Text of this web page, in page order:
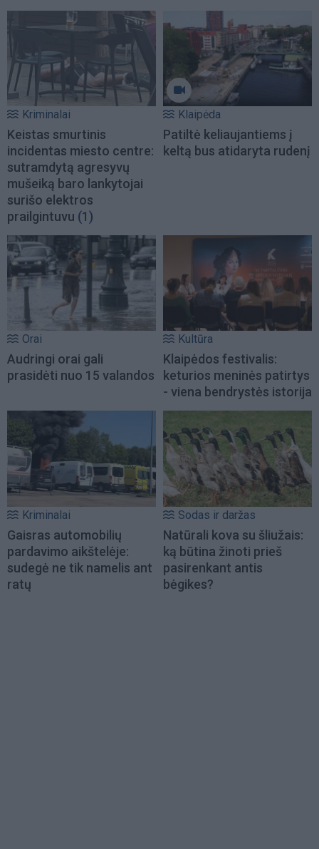
Kriminalai
Keistas smurtinis
incidentas miesto centre:
sutramdytą agresyvų
mušeiką baro lankytojai
surišo elektros
prailgintuvu (1)
Klaipėda
Patiltė keliaujantiems į
keltą bus atidaryta rudenį
Orai
Audringi orai gali
prasidėti nuo 15 valandos
Kultūra
Klaipėdos festivalis:
keturios meninės patirtys
- viena bendrystės istorija
Kriminalai
Gaisras automobilių
pardavimo aikštelėje:
sudegė ne tik namelis ant
ratų
Sodas ir daržas
Natūrali kova su šliužais:
ką būtina žinoti prieš
pasirenkant antis
bėgikes?